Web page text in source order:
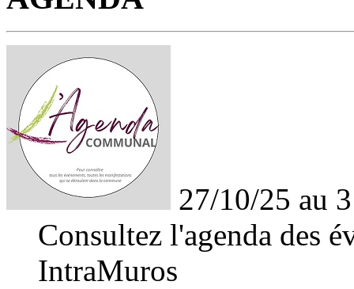
27/10/25 au
Consultez l'agenda des
IntraMuros